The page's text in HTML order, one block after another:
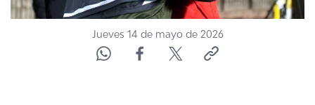
CANAL DE DENUNCIAS
ÁREA DE PROYECTOS
Jueves 14 de mayo de 2026